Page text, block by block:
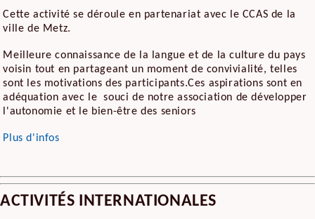
Cette activité se déroule en partenariat avec le CCAS de la
ville de Metz.
Meilleure connaissance de la langue et de la culture du pays
voisin tout en partageant un moment de convivialité, telles
sont les motivations des participants.Ces aspirations sont en
adéquation avec le souci de notre association de développer
l'autonomie et le bien-être des seniors
Plus d'infos
ACTIVITÉS INTERNATIONALES